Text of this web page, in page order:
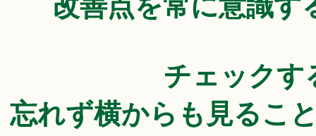
チェックす
忘れず横からも見るこ